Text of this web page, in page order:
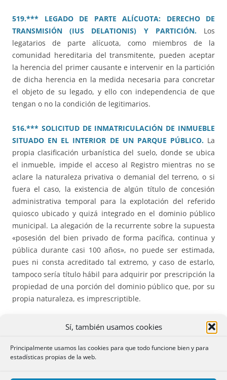
Sí, también usamos cookies
Principalmente usamos las cookies para que todo funcione bien y para
estadísticas propias de la web.
519.*** LEGADO DE PARTE ALÍCUOTA: DERECHO DE
TRANSMISIÓN (IUS DELATIONIS) Y PARTICIÓN.Los
legatarios de parte alícuota, como miembros de la
comunidad hereditaria del transmitente, pueden aceptar
la herencia del primer causante e intervenir en la partición
de dicha herencia en la medida necesaria para concretar
el objeto de su legado, y ello con independencia de que
tengan o no la condición de legitimarios.
516.*** SOLICITUD DE INMATRICULACIÓN DE INMUEBLE
SITUADO EN EL INTERIOR DE UN PARQUE PÚBLICO.La
propia clasificación urbanística del suelo, donde se ubica
el inmueble, impide el acceso al Registro mientras no se
aclare la naturaleza privativa o demanial del terreno, o si
fuera el caso, la existencia de algún título de concesión
administrativa temporal para la explotación del referido
quiosco ubicado y quizá integrado en el dominio público
municipal. La alegación de la recurrente sobre la supuesta
«posesión del bien privado de forma pacífica, continua y
pública durante casi 100 años», no puede ser estimada,
pues ni consta acreditado tal extremo, y caso de estarlo,
tampoco sería título hábil para adquirir por prescripción la
propiedad de una porción del dominio público que, por su
propia naturaleza, es imprescriptible.
508.*** LIQUIDACIÓN DE LA SOCIEDAD DE GANANCIALES
SIN QUE HAYA CONCURRIDO LA SEGUNDA ESPOSA DEL
CAUSANTE. Es necesaria la intervención de la viuda en la
liquidación la sociedad conyugal del matrimonio anterior